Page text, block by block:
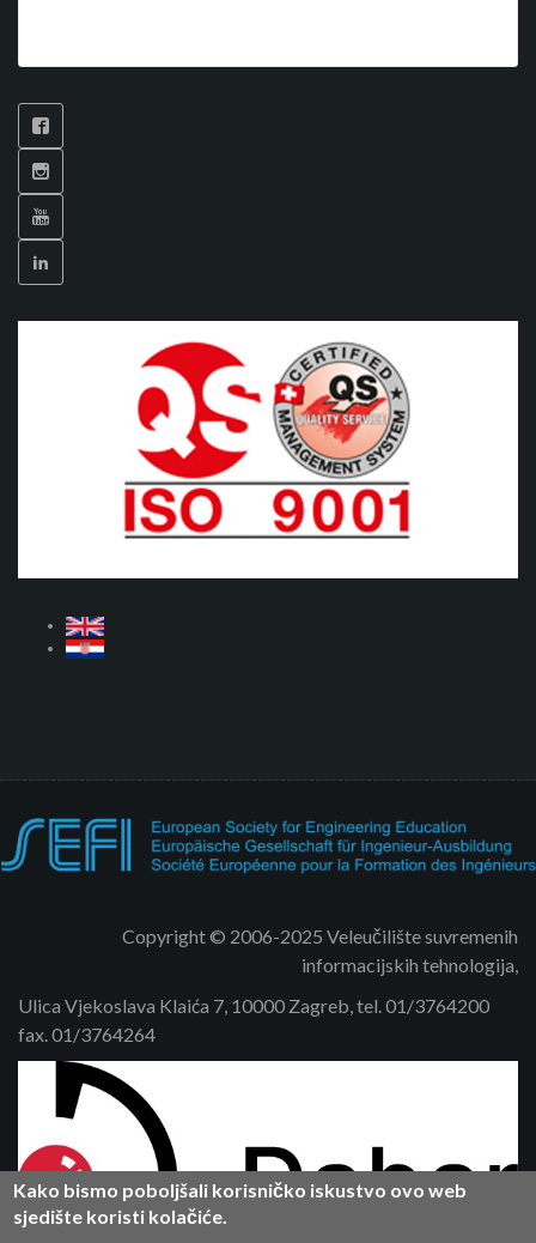
Copyright © 2006-2025 Veleučilište suvremenih
informacijskih tehnologija,
Ulica Vjekoslava Klaića 7, 10000 Zagreb, tel. 01/3764200
fax. 01/3764264
Kako bismo poboljšali korisničko iskustvo ovo web
sjedište koristi kolačiće.